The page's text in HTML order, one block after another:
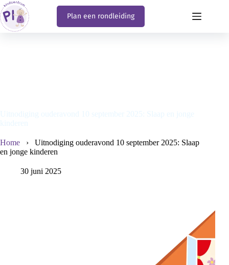
Ga
naar
de
inhoud
Plan een rondleiding
Home › Uitnodiging ouderavond 10 september 2025: Slaap
en jonge kinderen
30 juni 2025